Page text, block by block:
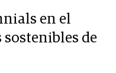
en el
de